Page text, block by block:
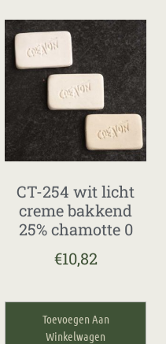
CT-254 wit licht
creme bakkend
25% chamotte 0
€10,82
Toevoegen Aan
Winkelwagen